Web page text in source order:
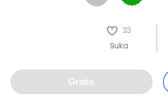
33
Suka
Gratis